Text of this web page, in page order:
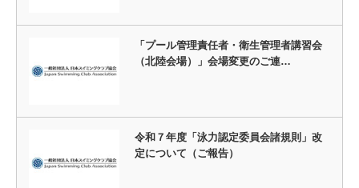
「プール管理責任者・衛生管理者講習会
（北陸会場）」会場変更のご連…
令和７年度「泳力認定委員会諸規則」改
定について（ご報告）